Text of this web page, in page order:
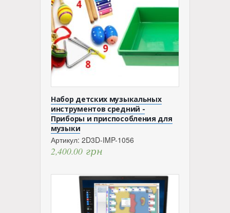
Набор детских музыкальных
инструментов средний -
Приборы и приспособления для
музыки
Артикул: 2D3D-IMP-1056
2,400.00 грн